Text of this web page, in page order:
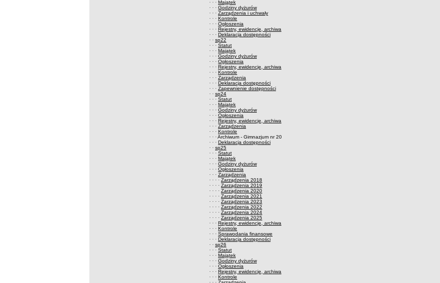
· · · Majątek
· · · Godziny dyżurów
· · · Zarządzenia i uchwały
· · · Kontrole
· · · Ogłoszenia
· · · Rejestry, ewidencje, archiwa
· · · Deklaracja dostępności
· · sp22
· · · Statut
· · · Majątek
· · · Godziny dyżurów
· · · Ogłoszenia
· · · Rejestry, ewidencje, archiwa
· · · Kontrole
· · · Zarządzenia
· · · Deklaracja dostępności
· · · Zapewnienie dostępności
· · sp24
· · · Statut
· · · Majątek
· · · Godziny dyżurów
· · · Ogłoszenia
· · · Rejestry, ewidencje, archiwa
· · · Zarządzenia
· · · Kontrole
· · ·Archiwum - Gimnazjum nr 20
· · · Deklaracja dostępności
· · sp25
· · · Statut
· · · Majątek
· · · Godziny dyżurów
· · · Ogłoszenia
· · · Zarządzenia
· · · · Zarządzenia 2018
· · · · Zarządzenia 2019
· · · · Zarządzenia 2020
· · · · Zarządzenia 2021
· · · · Zarządzenia 2023
· · · · Zarządzenia 2022
· · · · Zarządzenia 2024
· · · · Zarządzenia 2025
· · · Rejestry, ewidencje, archiwa
· · · Kontrole
· · · Sprawodania finansowe
· · · Deklaracja dostępności
· · sp26
· · · Statut
· · · Majątek
· · · Godziny dyżurów
· · · Ogłoszenia
· · · Rejestry, ewidencje, archiwa
· · · Kontrole